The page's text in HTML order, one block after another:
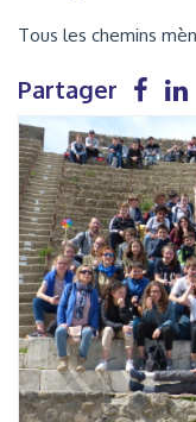
Tous les chemins
Partager